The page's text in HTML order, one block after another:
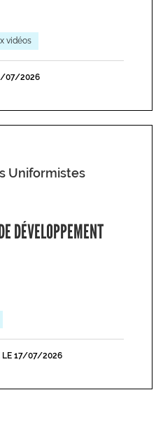
vidéos
07/2026
Uniformistes
DÉVELOPPEMENT
LE 17/07/2026